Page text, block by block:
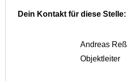
Dein Kontakt für diese Stelle:
Andreas Reß
Objektleiter